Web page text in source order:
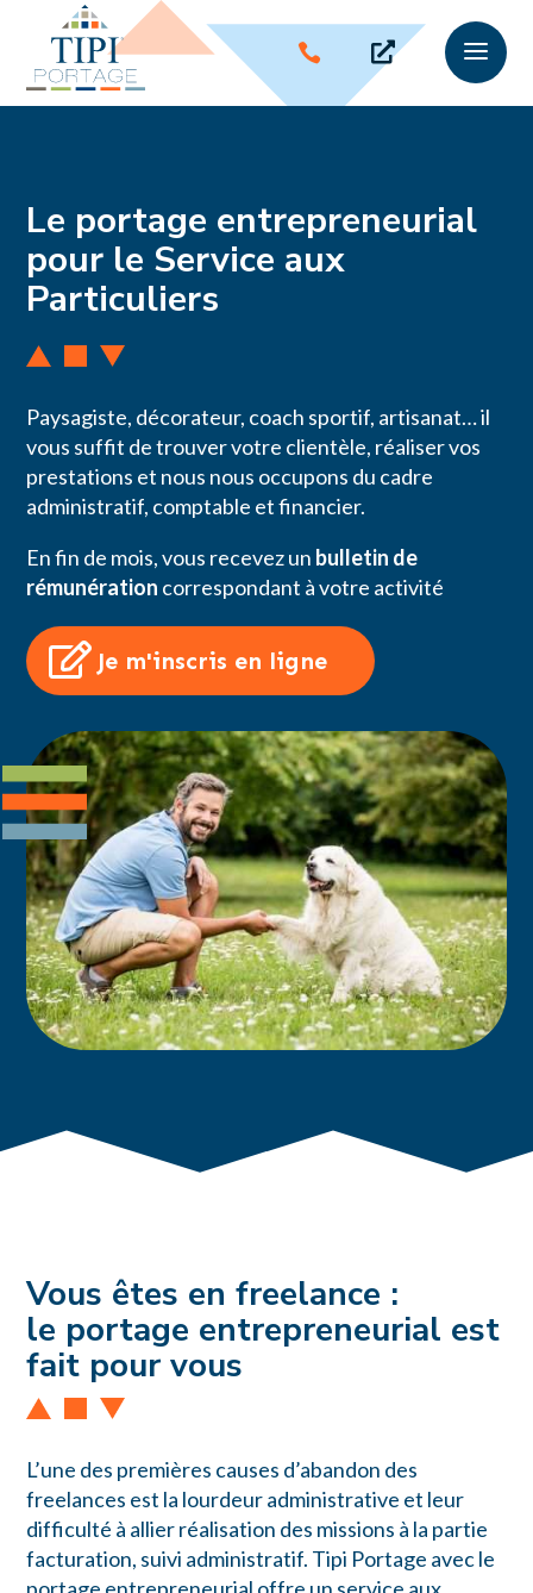
  a
Le portage entrepreneurial
pour le Service aux
Particuliers
Paysagiste, décorateur, coach sportif, artisanat… il
vous suffit de trouver votre clientèle, réaliser vos
prestations et nous nous occupons du cadre
administratif, comptable et financier.
En fin de mois, vous recevez un bulletin de
rémunération correspondant à votre activité
Je m'inscris en ligne
Vous êtes en freelance :
le portage entrepreneurial est
fait pour vous
L’une des premières causes d’abandon des
freelances est la lourdeur administrative et leur
difficulté à allier réalisation des missions à la partie
facturation, suivi administratif. Tipi Portage avec le